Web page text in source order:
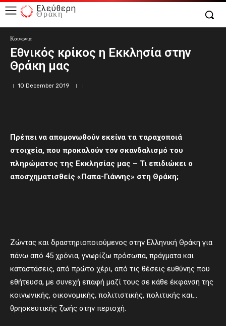
Ελεύθερη
Θράκη
Κοινωνια
Εθνικός κρίκος η Εκκλησία στην
Θράκη μας
10 December 2019
Πρέπει να απομονωθούν εκείνα τα ταραχοποιά
στοιχεία, που προκαλούν τον σκανδαλισμό του
πληρώματος της Εκκλησίας μας – Τι επιδιώκει ο
αποσχηματισθείς «Παπα-Γιάννης» στη Θράκη;
Ζώντας και δραστηριοποιούμενος στην Ελληνική Θράκη για
πάνω από 45 χρόνια, γνωρίζω πρόσωπα, πράγματα και
καταστάσεις, από πρώτο χέρι, από τις θέσεις ευθύνης που
εθήτευσα, με συνεχή επαφή μαζί τους σε κάθε έκφανση της
κοινωνικής, οικονομικής, πολιτιστικής, πολιτικής και…
θρησκευτικής ζωής στην περιοχή.